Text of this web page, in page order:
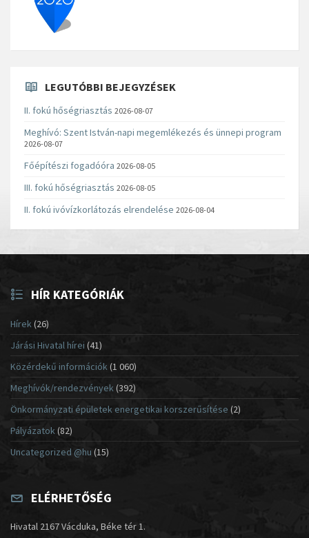
LEGUTÓBBI BEJEGYZÉSEK
II. fokú hőségriasztás 2026-08-07
Meghívó: Szent István-napi megemlékezés és ünnepi program
2026-08-07
Főépítészi fogadóóra 2026-08-05
III. fokú hőségriasztás 2026-08-05
II. fokú ivóvízkorlátozás elrendelése 2026-08-04
HÍR KATEGÓRIÁK
Hírek(26)
Járási Hivatal hírei (41)
Közérdekű információk(1 060)
Meghívók/rendezvények (392)
Önkormányzati épületek energetikai korszerűsítése (2)
Pályázatok (82)
Uncategorized @hu (15)
ELÉRHETŐSÉG
Hivatal 2167 Vácduka, Béke tér 1.